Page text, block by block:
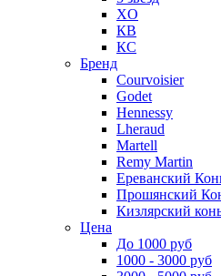
XO
КВ
КС
Бренд
Courvoisier
Godet
Hennessy
Lheraud
Martell
Remy Martin
Ереванский
Прошянский
Кизлярский
Цена
До 1000 руб
1000 - 3000 руб